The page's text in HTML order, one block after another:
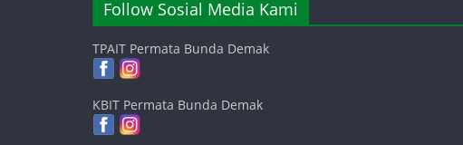
Follow Sosial Media Kami
TPAIT Permata Bunda Demak
KBIT Permata Bunda Demak